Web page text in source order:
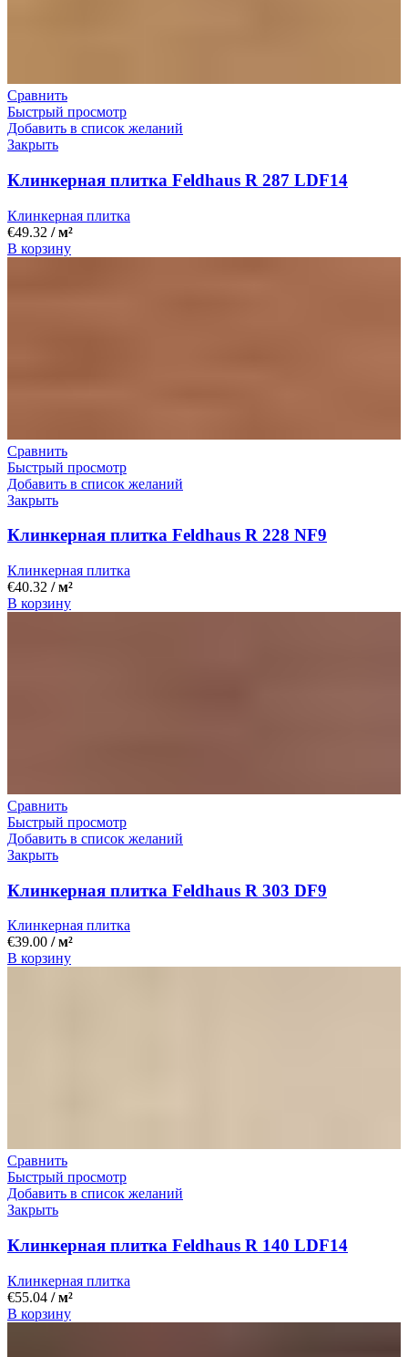
Сравнить
Быстрый просмотр
Добавить в список желаний
Закрыть
Клинкерная плитка Feldhaus R 287 LDF14
Клинкерная плитка
€49.32 / м²
В корзину
Сравнить
Быстрый просмотр
Добавить в список желаний
Закрыть
Клинкерная плитка Feldhaus R 228 NF9
Клинкерная плитка
€40.32 / м²
В корзину
Сравнить
Быстрый просмотр
Добавить в список желаний
Закрыть
Клинкерная плитка Feldhaus R 303 DF9
Клинкерная плитка
€39.00 / м²
В корзину
Сравнить
Быстрый просмотр
Добавить в список желаний
Закрыть
Клинкерная плитка Feldhaus R 140 LDF14
Клинкерная плитка
€55.04 / м²
В корзину